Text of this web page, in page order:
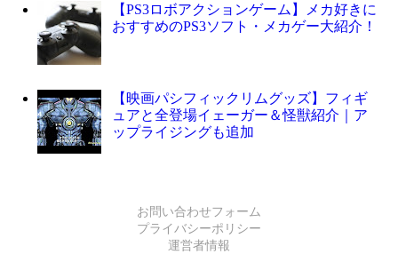
【PS3ロボアクションゲーム】メカ好きに
おすすめのPS3ソフト・メカゲー大紹介！
【映画パシフィックリムグッズ】フィギ
ュアと全登場イェーガー＆怪獣紹介｜ア
ップライジングも追加
お問い合わせフォーム
プライバシーポリシー
運営者情報